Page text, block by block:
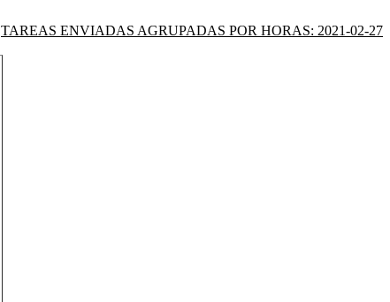
TAREAS ENVIADAS AGRUPADAS POR HORAS: 2021-02-27